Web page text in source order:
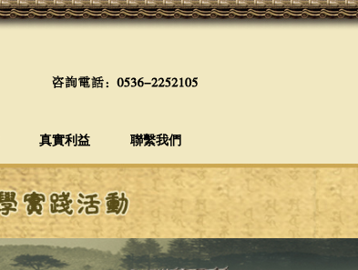
真實利益 聯繫我們